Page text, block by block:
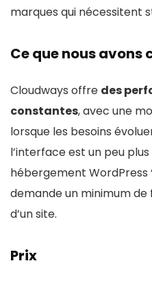
marques qui nécessitent
Ce que nous avons
Cloudways offre des
constantes, avec une
lorsque les besoins
l’interface est un peu
hébergement WordPress
demande un minimum
d’un site.
Prix